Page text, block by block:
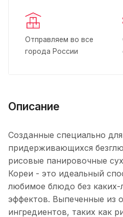
Отправляем во все
города России
Описание
Созданные специально
придерживающихся
рисовые панировочные
Кореи - это идеальный
любимое блюдо без каких-
эффектов. Выпеченные из
ингредиентов, таких как